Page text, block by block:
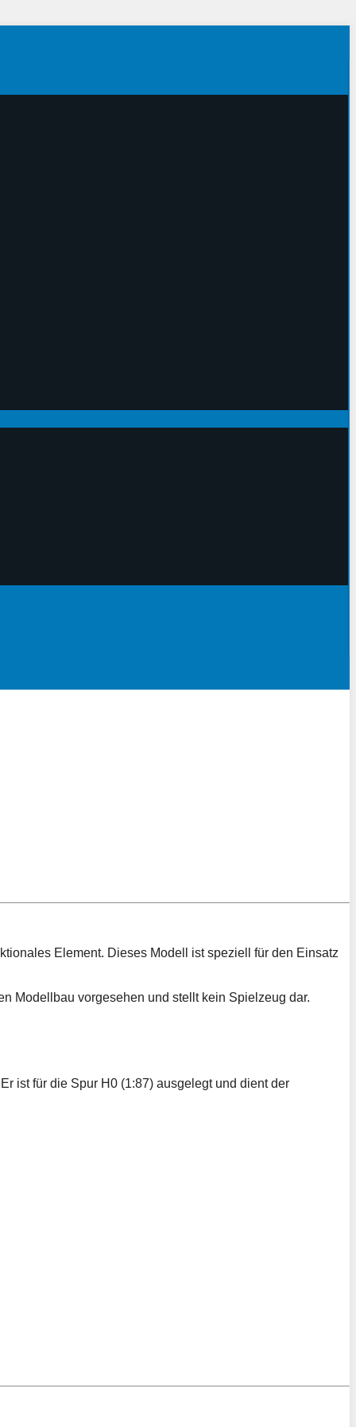
Element. Dieses Modell ist speziell für den Einsatz
Modellbau vorgesehen und stellt kein Spielzeug dar.
ist für die Spur H0 (1:87) ausgelegt und dient der